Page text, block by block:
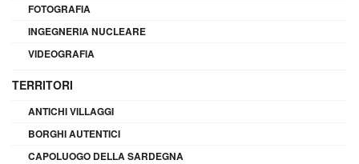
FOTOGRAFIA
INGEGNERIA NUCLEARE
VIDEOGRAFIA
TERRITORI
ANTICHI VILLAGGI
BORGHI AUTENTICI
CAPOLUOGO DELLA SARDEGNA